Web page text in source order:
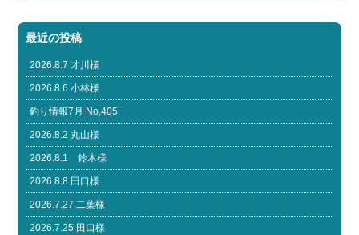
最近の投稿
2026.8.7 才川様
2026.8.6 小林様
釣り情報7月 No,405
2026.8.2 丸山様
2026.8.1 鈴木様
2026.8.8 田口様
2026.7.27 二葉様
2026.7.25 田口様